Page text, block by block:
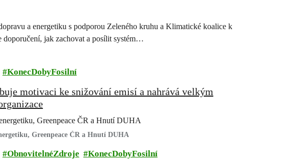
a energetiku s podporou Zeleného kruhu a Klimatické koalice k
jak zachovat a posílit systém…
KonecDobyFosilní
motivaci ke snižování emisí a nahrává velkým
Greenpeace ČR a Hnutí DUHA
Greenpeace ČR a Hnutí DUHA
ObnovitelnéZdroje KonecDobyFosilní